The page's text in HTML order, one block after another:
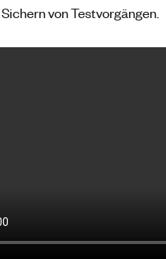
von Testvorgängen.